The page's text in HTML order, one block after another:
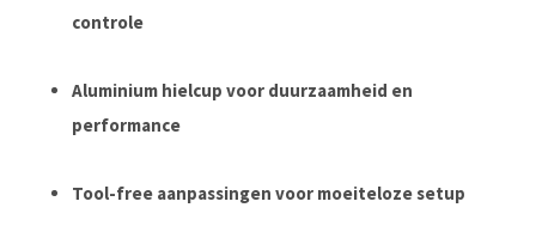
controle
Aluminium hielcup voor duurzaamheid en
performance
Tool-free aanpassingen voor moeiteloze setup